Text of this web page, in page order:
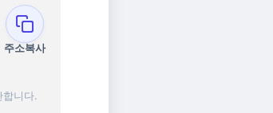
주소복사
니다.